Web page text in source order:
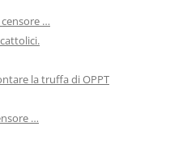
censore …
la truffa di OPPT
…